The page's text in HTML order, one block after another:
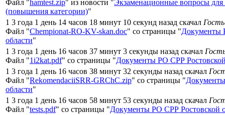
Файл "hamtest.zip" из новости "Экзаменационные вопросы
(повышения категории)"
1 3 года 1 день 14 часов 18 минут 10 секунд назад скачал Гость
Файл "Chempionat-RO-KV-skan.doc" со страницы "Документы
области"
1 3 года 1 день 16 часов 37 минут 3 секунды назад скачал
Файл "1i2kat.pdf" со страницы "Документы РО СРР
1 3 года 1 день 16 часов 38 минут 32 секунды назад скачал
Файл "RekomendaciiSRR-GRChC.zip" со страницы "
области"
1 3 года 1 день 16 часов 58 минут 53 секунды назад скачал
Файл "tests.pdf" со страницы "Документы РО СРР Ростовской